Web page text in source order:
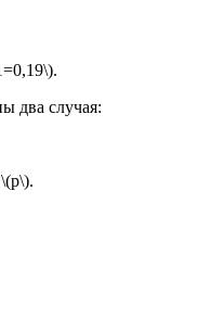
два случая: